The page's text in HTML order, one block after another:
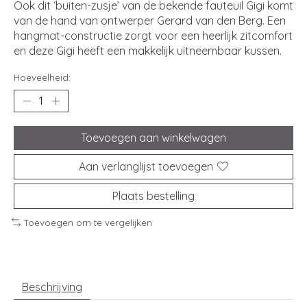
Ook dit ‘buiten-zusje’ van de bekende fauteuil Gigi komt
van de hand van ontwerper Gerard van den Berg. Een
hangmat-constructie zorgt voor een heerlijk zitcomfort
en deze Gigi heeft een makkelijk uitneembaar kussen.
Hoeveelheid:
Toevoegen aan winkelwagen
Aan verlanglijst toevoegen
Plaats bestelling
Toevoegen om te vergelijken
Beschrijving